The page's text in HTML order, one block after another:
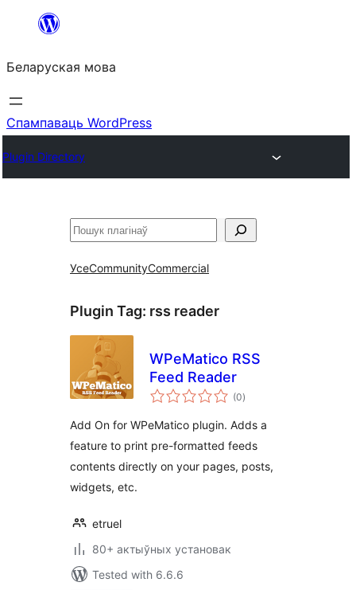
Перайсці
змесціва
Беларуская мова
Спампаваць WordPress
Plugin Directory
Пошук
УсеCommunityCommercial
Plugin Tag: rss reader
WPeMatico RSS
Feed Reader
(0total
ratings
)
Add On for WPeMatico plugin. Adds a
feature to print pre-formatted feeds
contents directly on your pages, posts,
widgets, etc.
etruel
80+ актыўных установак
Tested with 6.6.6